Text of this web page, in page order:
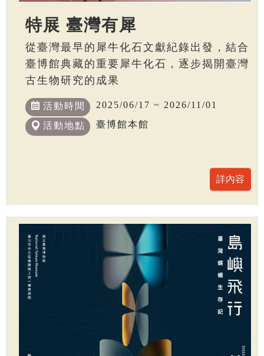
特展 臺灣有犀
從臺灣最早的犀牛化石文獻紀錄出發，結合
臺博館典藏的重要犀牛化石，逐步揭開臺灣
古生物研究的成果
活動時間 2025/06/17 ~ 2026/11/01
活動地點 臺博館本館